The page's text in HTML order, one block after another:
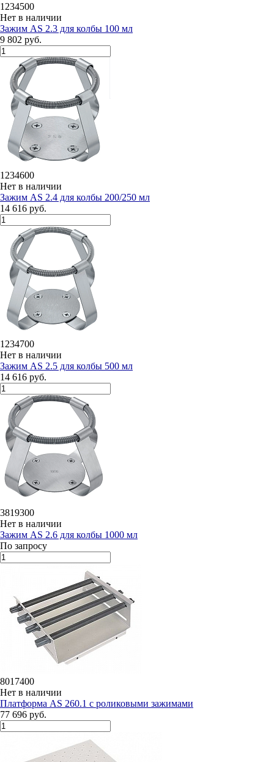
1234500
Нет в наличии
Зажим AS 2.3 для колбы 100 мл
9 802 руб.
1234600
Нет в наличии
Зажим AS 2.4 для колбы 200/250 мл
14 616 руб.
1234700
Нет в наличии
Зажим AS 2.5 для колбы 500 мл
14 616 руб.
3819300
Нет в наличии
Зажим AS 2.6 для колбы 1000 мл
По запросу
8017400
Нет в наличии
Платформа AS 260.1 с роликовыми зажимами
77 696 руб.